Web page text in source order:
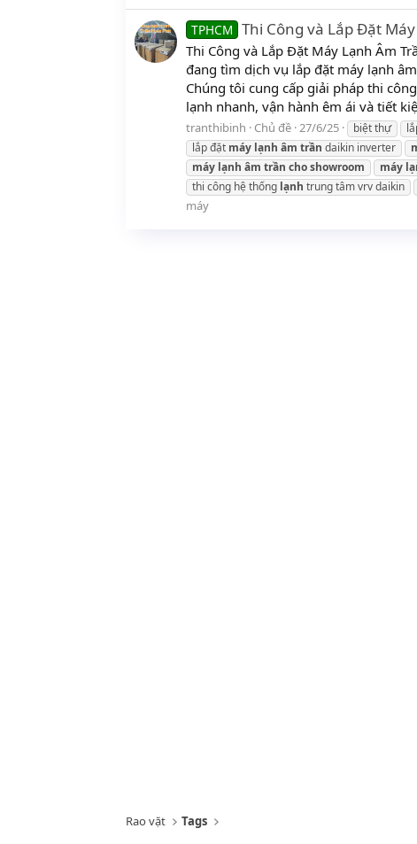
TPHCM Thi Công và Lắp Đặt
Thi Công và Lắp Đặt Máy Lạnh Âm
đang tìm dịch vụ lắp đặt máy lạnh
Chúng tôi cung cấp giải pháp thi
lạnh nhanh, vận hành êm ái và tiết
tranthibinh Chủ đề 27/6/25 biệt thự
lắp đặt máy lạnh âm trần daikin inverter
máy lạnh âm trần choshowroom máy
thi công hệ thống lạnh trung tâm vrv daikin
máy
Rao vặt Tags